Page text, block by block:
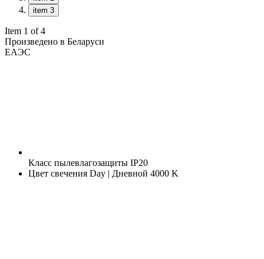
item 3
Item 1 of 4
Произведено в Беларуси
ЕАЭС
Класс пылевлагозащиты IP20
Цвет свечения Day | Дневной 4000 K